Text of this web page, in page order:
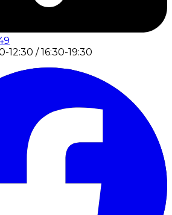
12:30 / 16:30-19:30